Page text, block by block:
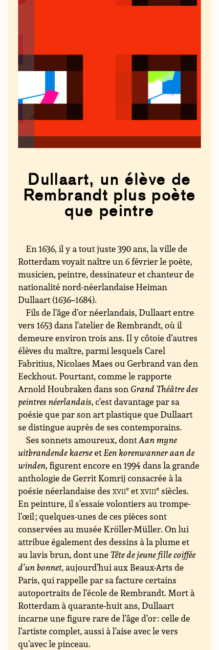
Dullaart, un élève de
Rembrandt plus poète
que peintre
En 1636, il y a tout juste 390 ans, la ville de
Rotterdam voyait naître un 6 février le poète,
musicien, peintre, dessinateur et chanteur de
nationalité nord-néerlandaise Heiman
Dullaart (1636–1684).
Fils de l’âge d’or néerlandais, Dullaart entre
vers 1653 dans l’atelier de Rembrandt, où il
demeure environ trois ans. Il y côtoie d’autres
élèves du maître, parmi lesquels Carel
Fabritius, Nicolaes Maes ou Gerbrand van den
Eeckhout. Pourtant, comme le rapporte
Arnold Houbraken dans son Grand Théâtre des
peintres néerlandais, c’est davantage par sa
poésie que par son art plastique que Dullaart
se distingue auprès de ses contemporains.
Ses sonnets amoureux, dont Aan myne
uitbrandende kaerseet Een korenwanner aan de
winden, figurent encore en 1994 dans la grande
anthologie de Gerrit Komrij consacrée à la
poésie néerlandaise desxviie etxviiie siècles.
En peinture, il s’essaie volontiers au trompe-
l’œil ; quelques-unes de ces pièces sont
conservées au musée Kröller-Müller. On lui
attribue également des dessins à la plume et
au lavis brun, dont une Tête de jeune fille coiffée
d’un bonnet, aujourd’hui aux Beaux-Arts de
Paris, qui rappelle par sa facture certains
autoportraits de l’école de Rembrandt. Mort à
Rotterdam à quarante-huit ans, Dullaart
incarne une figure rare de l’âge d’or : celle de
l’artiste complet, aussi à l’aise avec le vers
qu’avec le pinceau.